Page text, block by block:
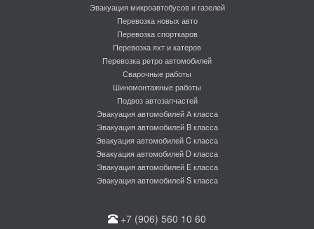
Эвакуация микроавтобусов и газелей
Перевозка новых авто
Перевозка спорткаров
Перевозка яхт и катеров
Перевозка ретро автомобилей
Сварочные работы
Шиномонтажные работы
Подвоз автозапчастей
Эвакуация автомобилей А класса
Эвакуация автомобилей B класса
Эвакуация автомобилей C класса
Эвакуация автомобилей D класса
Эвакуация автомобилей E класса
Эвакуация автомобилей S класса
+7 (906) 560 10 60